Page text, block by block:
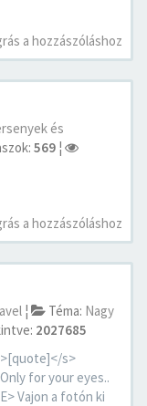
a hozzászóláshoz
és
569 ¦
a hozzászóláshoz
¦ Téma: Nagy
2027685
s>
for your eyes..
Vajon a fotón ki